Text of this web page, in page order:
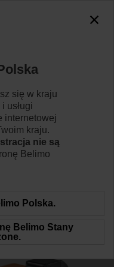
accessing the absolute URL
~mgnlArea=outdated~".
~mgnlArea=outdated~
do zaworów
się w kraju
usługi
internetowej
kraju.
nie są
Belimo
Polska.
Belimo Stany